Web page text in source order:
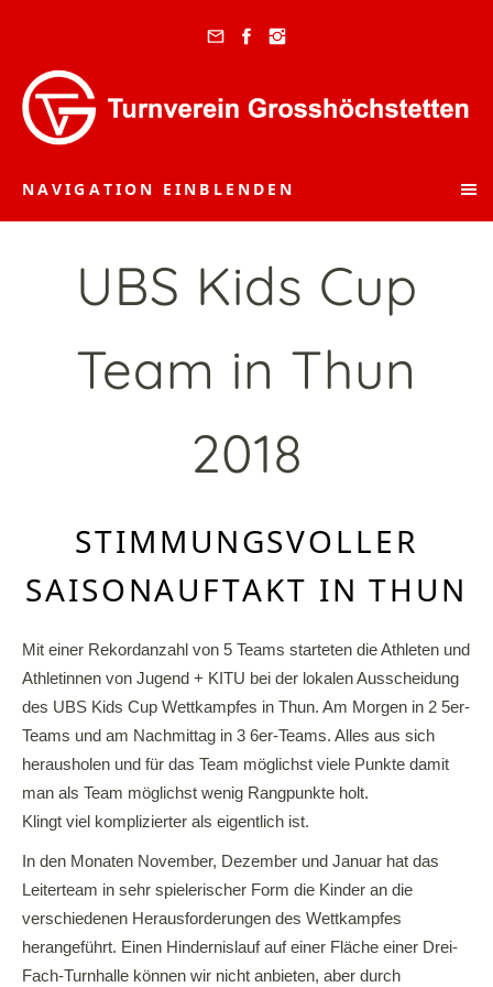
NAVIGATION EINBLENDEN
UBS Kids Cup
Team in Thun
2018
STIMMUNGSVOLLER
SAISONAUFTAKT IN THUN
Mit einer Rekordanzahl von 5 Teams starteten die Athleten und
Athletinnen von Jugend + KITU bei der lokalen Ausscheidung
des UBS Kids Cup Wettkampfes in Thun. Am Morgen in 2 5er-
Teams und am Nachmittag in 3 6er-Teams. Alles aus sich
herausholen und für das Team möglichst viele Punkte damit
man als Team möglichst wenig Rangpunkte holt.
Klingt viel komplizierter als eigentlich ist.
In den Monaten November, Dezember und Januar hat das
Leiterteam in sehr spielerischer Form die Kinder an die
verschiedenen Herausforderungen des Wettkampfes
herangeführt. Einen Hindernislauf auf einer Fläche einer Drei-
Fach-Turnhalle können wir nicht anbieten, aber durch